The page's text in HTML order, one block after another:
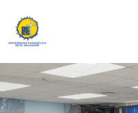
Communities & Collections
All of DSpace